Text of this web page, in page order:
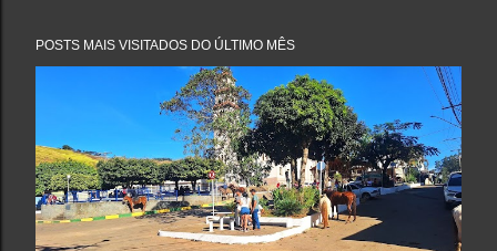
a
u
e
n
t
á
r
i
o
POSTS MAIS VISITADOS DO ÚLTIMO MÊS